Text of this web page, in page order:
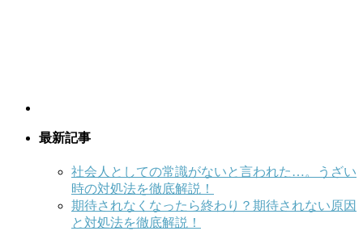
最新記事
社会人としての常識がないと言われた…。うざい
時の対処法を徹底解説！
期待されなくなったら終わり？期待されない原因
と対処法を徹底解説！